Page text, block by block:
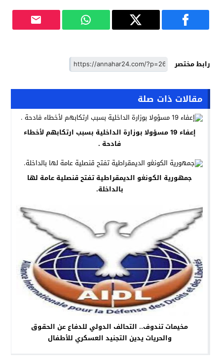
رابط مختصر
مقالات ذات صلة
إعفاء 19 مسؤولا بوزارة الداخلية بسبب ارتكابهم لأخطاء
فادحة .
جمهورية الكونغو الديمقراطية تفتح قنصلية عامة لها
بالداخلة.
مخيمات تندوف.. التحالف الدولي للدفاع عن الحقوق
والحريات يدين التجنيد العسكري للأطفال